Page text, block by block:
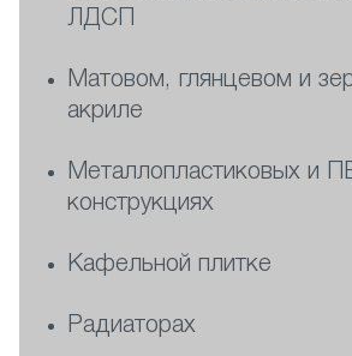
ЛДСП
Матовом, глянцевом и
акриле
Металлопластиковых и
конструкциях
Кафельной плитке
Радиаторах